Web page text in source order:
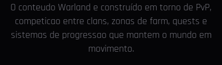
O conteudo Warland e construído em torno de PvP,
competicao entre clans, zonas de farm, quests e
sistemas de progressao que mantem o mundo em
movimento.